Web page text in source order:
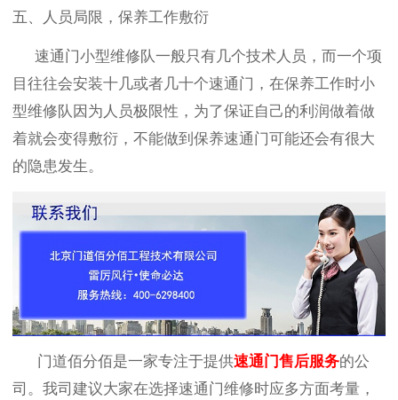
五、人员局限，保养工作敷衍
速通门小型维修队一般只有几个技术人员，而一个项
目往往会安装十几或者几十个速通门，在保养工作时小
型维修队因为人员极限性，为了保证自己的利润做着做
着就会变得敷衍，不能做到保养速通门可能还会有很大
的隐患发生。
门道佰分佰是一家专注于提供速通门售后服务的公
司。我司建议大家在选择速通门维修时应多方面考量，